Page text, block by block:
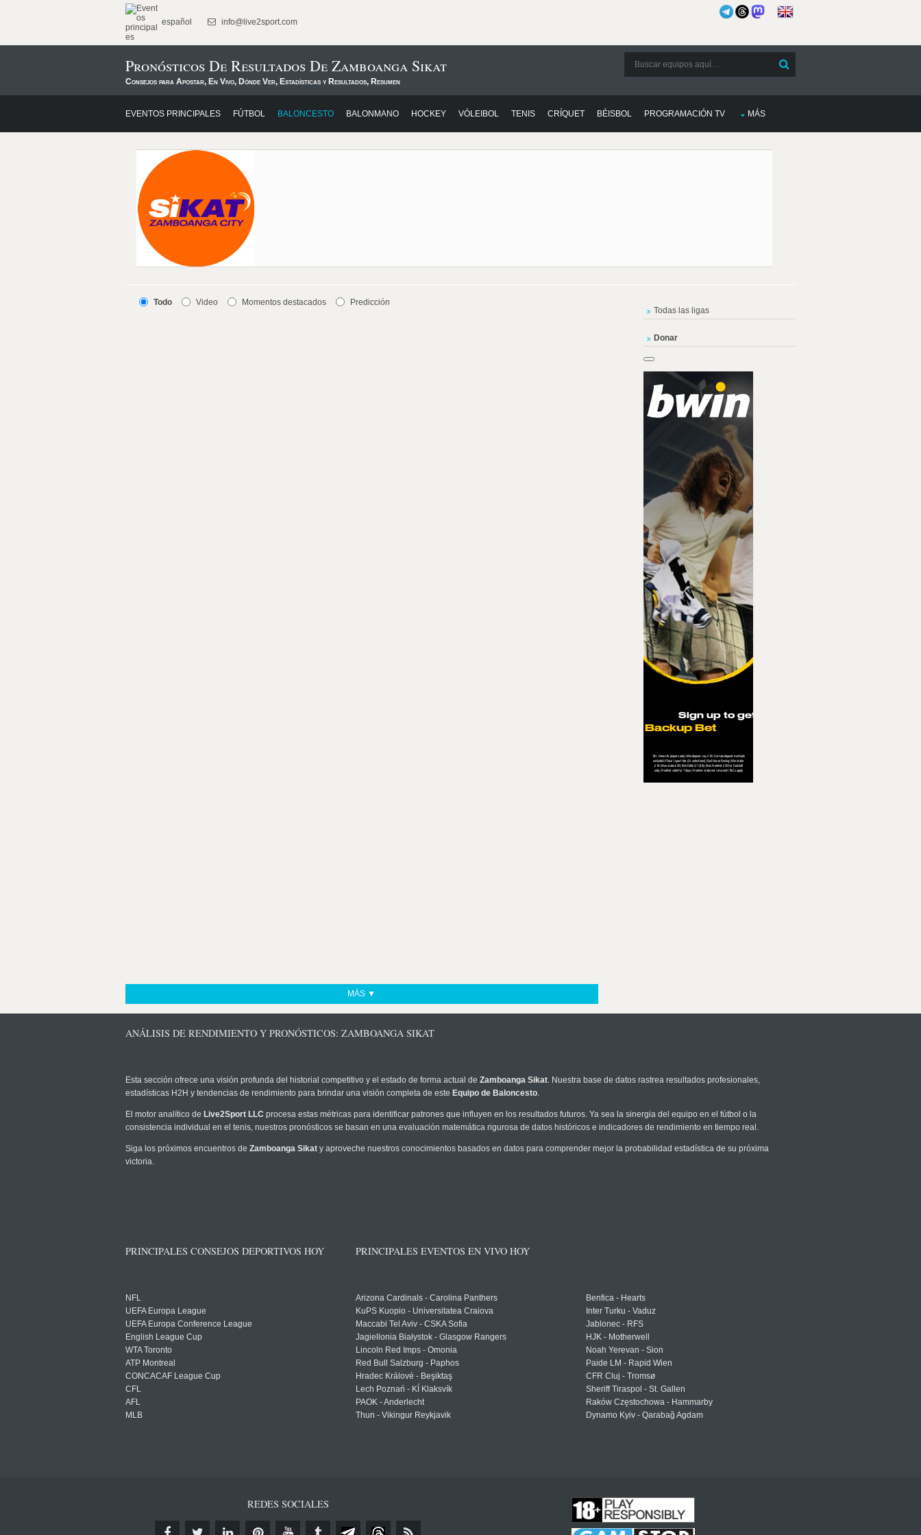
español info@live2sport.com
Pronósticos De Resultados De Zamboanga Sikat
Consejos para Apostar, En Vivo, Dónde Ver, Estadísticas y Resultados, Resumen
EVENTOS PRINCIPALES FÚTBOL BALONCESTO BALONMANO HOCKEY VÓLEIBOL TENIS CRÍQUET BÉISBOL PROGRAMACIÓN TV MÁS
Todo Video Momentos destacados Predicción
MÁS ▼
Todas las ligas
Donar
ANÁLISIS DE RENDIMIENTO Y PRONÓSTICOS: ZAMBOANGA SIKAT
Esta sección ofrece una visión profunda del historial competitivo y el estado de forma actual de Zamboanga Sikat. Nuestra base de datos rastrea resultados profesionales,
estadísticas H2H y tendencias de rendimiento para brindar una visión completa de este Equipo de Baloncesto.
El motor analítico de Live2Sport LLC procesa estas métricas para identificar patrones que influyen en los resultados futuros. Ya sea la sinergia del equipo en el fútbol o la
consistencia individual en el tenis, nuestros pronósticos se basan en una evaluación matemática rigurosa de datos históricos e indicadores de rendimiento en tiempo real.
Siga los próximos encuentros de Zamboanga Sikat y aproveche nuestros conocimientos basados en datos para comprender mejor la probabilidad estadística de su próxima
victoria.
PRINCIPALES CONSEJOS DEPORTIVOS HOY
NFL
UEFA Europa League
UEFA Europa Conference League
English League Cup
WTA Toronto
ATP Montreal
CONCACAF League Cup
CFL
AFL
MLB
PRINCIPALES EVENTOS EN VIVO HOY
Arizona Cardinals - Carolina Panthers
KuPS Kuopio - Universitatea Craiova
Maccabi Tel Aviv - CSKA Sofia
Jagiellonia Białystok - Glasgow Rangers
Lincoln Red Imps - Omonia
Red Bull Salzburg - Paphos
Hradec Králové - Beşiktaş
Lech Poznań - KÍ Klaksvík
PAOK - Anderlecht
Thun - Vikingur Reykjavik
Benfica - Hearts
Inter Turku - Vaduz
Jablonec - RFS
HJK - Motherwell
Noah Yerevan - Sion
Paide LM - Rapid Wien
CFR Cluj - Tromsø
Sheriff Tiraspol - St. Gallen
Raków Częstochowa - Hammarby
Dynamo Kyiv - Qarabağ Agdam
REDES SOCIALES